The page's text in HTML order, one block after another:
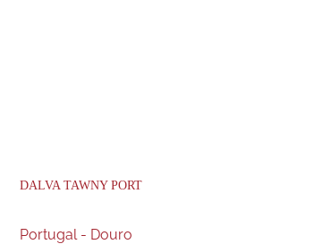
DALVA TAWNY PORT
Portugal - Douro